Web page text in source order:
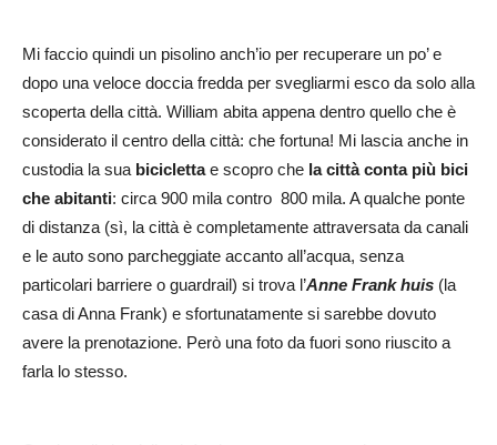
Mi faccio quindi un pisolino anch’io per recuperare un po’ e
dopo una veloce doccia fredda per svegliarmi esco da solo alla
scoperta della città. William abita appena dentro quello che è
considerato il centro della città: che fortuna! Mi lascia anche in
custodia la sua biciclettae scopro che la città conta più bici
che abitanti: circa 900 mila contro 800 mila. A qualche ponte
di distanza (sì, la città è completamente attraversata da canali
e le auto sono parcheggiate accanto all’acqua, senza
particolari barriere o guardrail) si trova l’Anne Frankhuis (la
casa di Anna Frank) e sfortunatamente si sarebbe dovuto
avere la prenotazione. Però una foto da fuori sono riuscito a
farla lo stesso.